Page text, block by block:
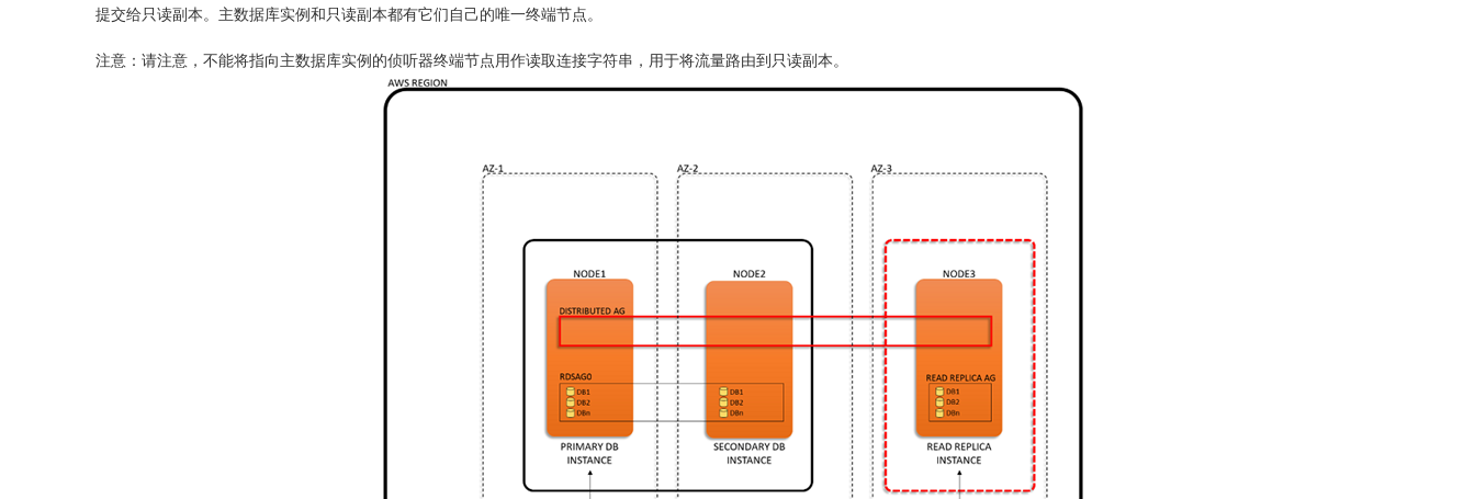
提交给只读副本。主数据库实例和只读副本都有它们自己的唯一终端节点。
注意：请注意，不能将指向主数据库实例的侦听器终端节点用作读取连接字符串，用于将流量路由到只读副本。